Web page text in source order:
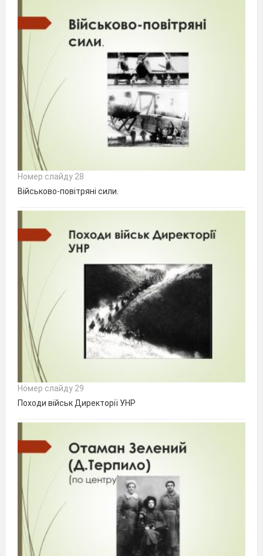
Номер слайду 28
Військово-повітряні сили.
Номер слайду 29
Походи військ Директорії УНР